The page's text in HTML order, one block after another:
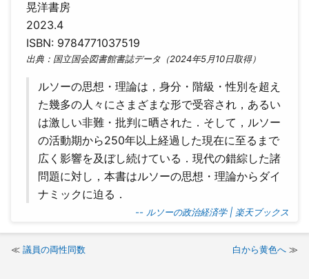
晃洋書房
2023.4
ISBN: 9784771037519
出典：国立国会図書館書誌データ（2024年5月10日取得）
ルソーの思想・理論は，身分・階級・性別を超え
た幾多の人々にさまざまな形で受容され，あるい
は激しい非難・批判に晒された．そして，ルソー
の活動期から250年以上経過した現在に至るまで
広く影響を及ぼし続けている．現代の錯綜した諸
問題に対し，本書はルソーの思想・理論からダイ
ナミックに迫る．
-- ルソーの政治経済学 | 楽天ブックス
議員の両性同数 白から黄色へ